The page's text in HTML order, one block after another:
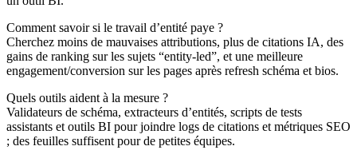
Comment savoir si le travail d’entité paye ?
Cherchez moins de mauvaises attributions, plus de citations IA, des
gains de ranking sur les sujets “entity‑led”, et une meilleure
engagement/conversion sur les pages après refresh schéma et bios.
Quels outils aident à la mesure ?
Validateurs de schéma, extracteurs d’entités, scripts de tests
assistants et outils BI pour joindre logs de citations et métriques SEO
; des feuilles suffisent pour de petites équipes.